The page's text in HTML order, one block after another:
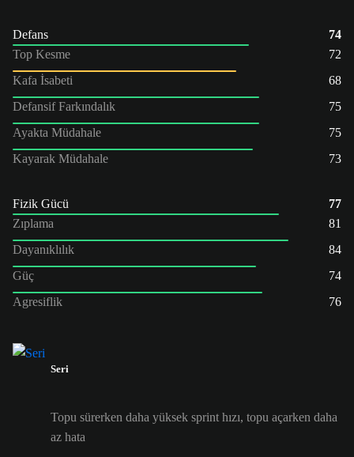
Defans
74
Top Kesme
72
Kafa İsabeti
68
Defansif Farkındalık
75
Ayakta Müdahale
75
Kayarak Müdahale
73
Fizik Gücü
77
Zıplama
81
Dayanıklılık
84
Güç
74
Agresiflik
76
Seri
Topu sürerken daha yüksek sprint hızı, topu açarken daha
az hata